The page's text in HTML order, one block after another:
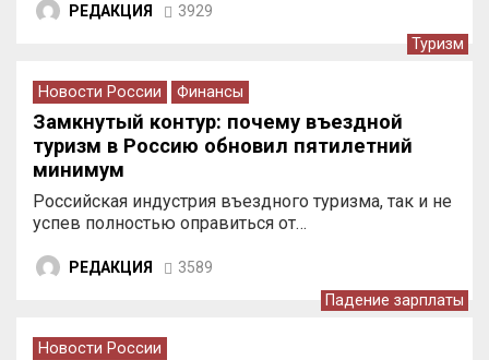
РЕДАКЦИЯ 3929
Туризм
Новости России Финансы
Замкнутый контур: почему въездной
туризм в Россию обновил пятилетний
минимум
Российская индустрия въездного туризма, так и не
успев полностью оправиться от…
РЕДАКЦИЯ 3589
Падение зарплаты
Новости России